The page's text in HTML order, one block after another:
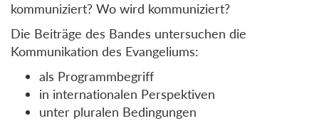
kommuniziert? Wo wird kommuniziert?
Die Beiträge des Bandes untersuchen die
Kommunikation des Evangeliums:
als Programmbegriff
in internationalen Perspektiven
unter pluralen Bedingungen